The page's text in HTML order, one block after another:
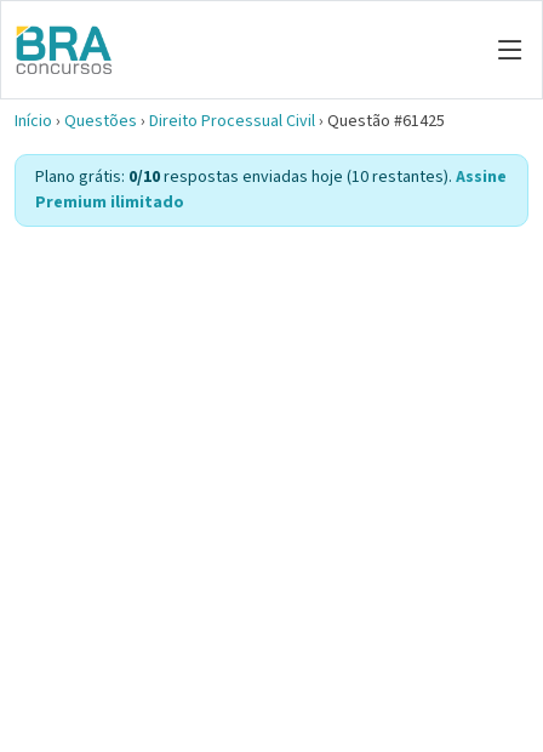
Início › Questões › Direito Processual Civil› Questão #61425
Plano grátis: 0/10respostas enviadas hoje (10 restantes). Assine
Premium ilimitado